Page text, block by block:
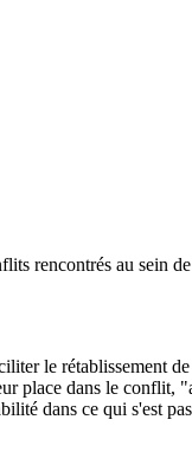
rencontrés au sein
le rétablissement
place dans le conflit,
dans ce qui s'est